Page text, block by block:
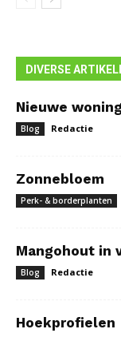
DIVERSE
Nieuwe
Blog Redactie
Zonnebloem
Perk- & borderplanten
Mangohout in
Blog Redactie
Hoekprofielen